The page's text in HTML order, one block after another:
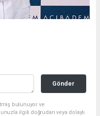
Gönder
bulunuyor ve
ilgili doğrudan veya dolaylı